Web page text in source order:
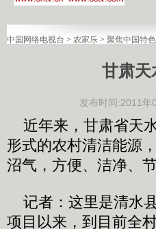
中国网络电视台 > 农家乐 > 聚焦中国特
甘肃天
发布时间:2011年
近年来，甘肃省天
形式的农村清洁能源
沼气，方便、洁净、
记者：这里是清水
项目以来，到目前全